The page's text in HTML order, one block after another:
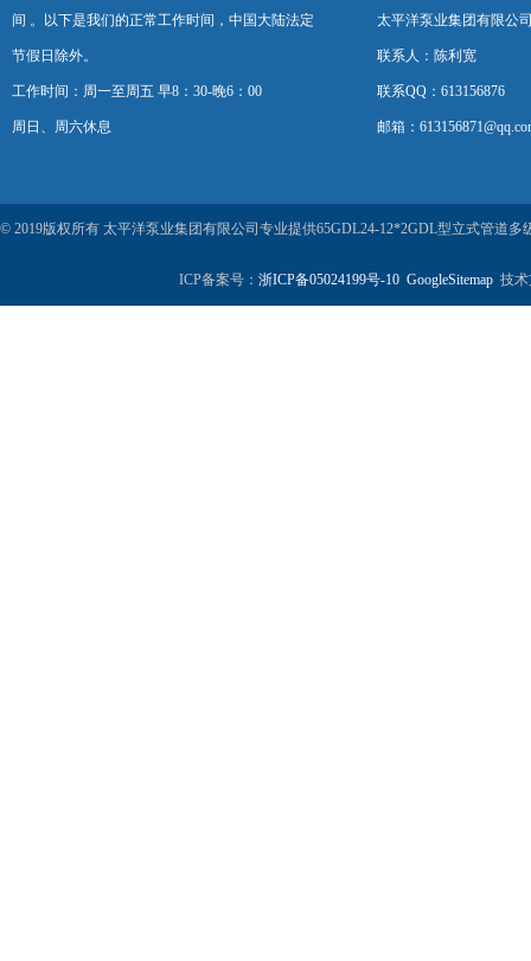
间 。以下是我们的正常工作时间，中国大陆法定
节假日除外。
工作时间：周一至周五 早8：30-晚6：00
周日、周六休息
太平洋泵业集团有限公
联系人：陈利宽
联系QQ：613156876
邮箱：
© 2019版权所有 太平洋泵业集团有限公司专业提供65GDL24-12*2GDL型立式管道
ICP备案号： 浙ICP备05024199号-10 GoogleSitemap 技